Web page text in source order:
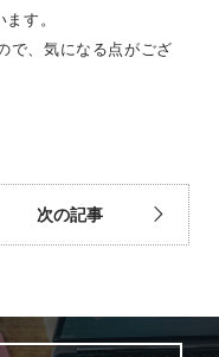
す。
で、気になる点がござ
次の記事